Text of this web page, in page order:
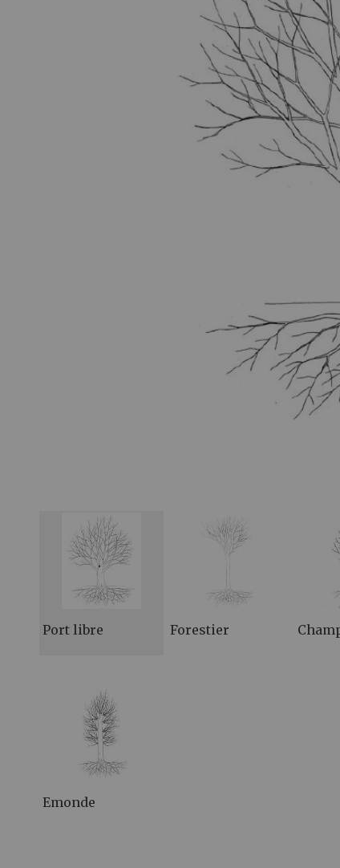
Port libre Forestier
Emonde